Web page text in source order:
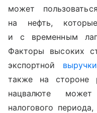
может
на нефть,
и с временным
Факторы высоких
экспортной выручки
также на стороне
нацвалюте
налогового